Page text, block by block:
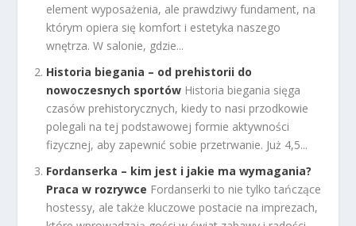
element wyposażenia, ale prawdziwy fundament, na
którym opiera się komfort i estetyka naszego
wnętrza. W salonie, gdzie...
Historia biegania – od prehistorii do
nowoczesnych sportów Historia biegania sięga
czasów prehistorycznych, kiedy to nasi przodkowie
polegali na tej podstawowej formie aktywności
fizycznej, aby zapewnić sobie przetrwanie. Już 4,5...
Fordanserka – kim jest i jakie ma wymagania?
Praca w rozrywce Fordanserki to nie tylko tańczące
hostessy, ale także kluczowe postacie na imprezach,